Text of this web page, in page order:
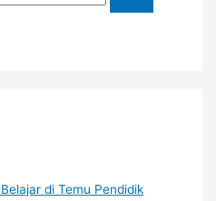
di Temu Pendidik